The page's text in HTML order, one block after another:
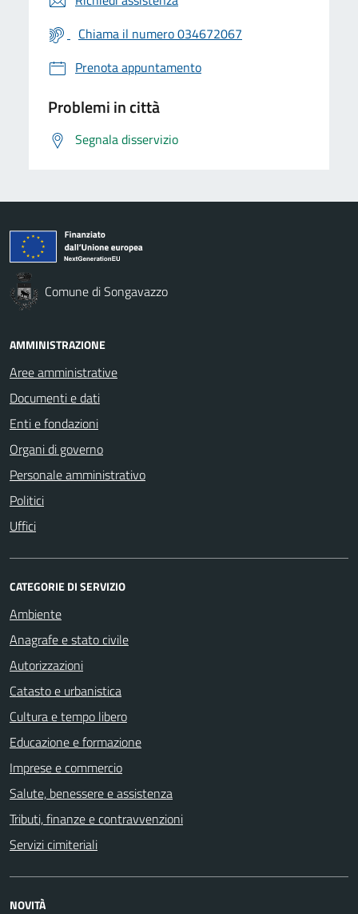
Chiama il numero 034672067
Prenota appuntamento
Problemi in città
Segnala disservizio
Comune di Songavazzo
AMMINISTRAZIONE
Aree amministrative
Documenti e dati
Enti e fondazioni
Organi di governo
Personale amministrativo
Politici
Uffici
CATEGORIE DI SERVIZIO
Ambiente
Anagrafe e stato civile
Autorizzazioni
Catasto e urbanistica
Cultura e tempo libero
Educazione e formazione
Imprese e commercio
Salute, benessere e assistenza
Tributi, finanze e contravvenzioni
Servizi cimiteriali
NOVITÀ